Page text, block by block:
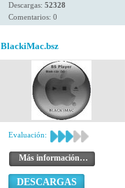
Descargas: 52328
Comentarios: 0
BlackiMac.bsz
Evaluación:
Más información…
DESCARGAS